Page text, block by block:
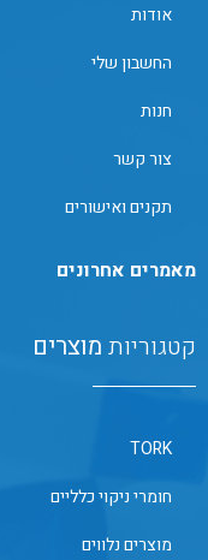
אודות
החשבון שלי
חנות
צור קשר
תקנים ואישורים
מאמרים אחרונים
קטגוריות מוצרים
TORK
חומרי ניקוי כלליים
מוצרים נלווים